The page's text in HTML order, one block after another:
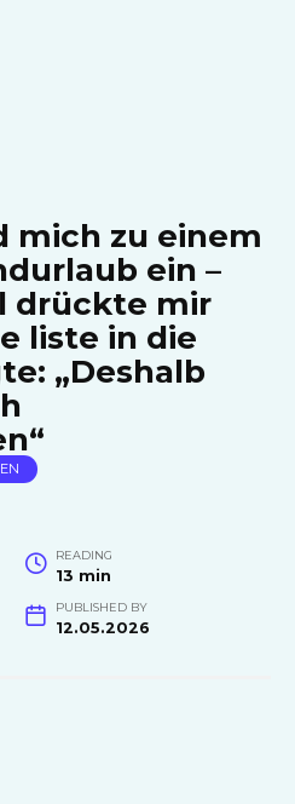
mich zu einem
ein –
drückte mir
liste in die
„Deshalb
READING
13 min
PUBLISHED BY
12.05.2026